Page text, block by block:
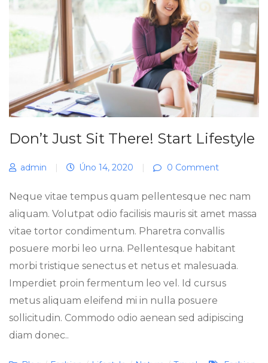
Don’t Just Sit There! Start Lifestyle
admin | Úno 14, 2020 | 0 Comment
Neque vitae tempus quam pellentesque nec nam
aliquam. Volutpat odio facilisis mauris sit amet massa
vitae tortor condimentum. Pharetra convallis
posuere morbi leo urna. Pellentesque habitant
morbi tristique senectus et netus et malesuada.
Imperdiet proin fermentum leo vel. Id cursus
metus aliquam eleifend mi in nulla posuere
sollicitudin. Commodo odio aenean sed adipiscing
diam donec..